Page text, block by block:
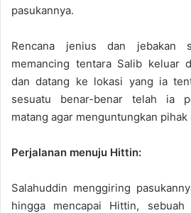
pasukannya.
Rencana jenius dan jebakan
memancing tentara Salib keluar
dan datang ke lokasi yang ia
sesuatu benar-benar telah ia
matang agar menguntungkan
Perjalanan menuju Hittin:
Salahuddin menggiring
hingga mencapai Hittin, sebuah